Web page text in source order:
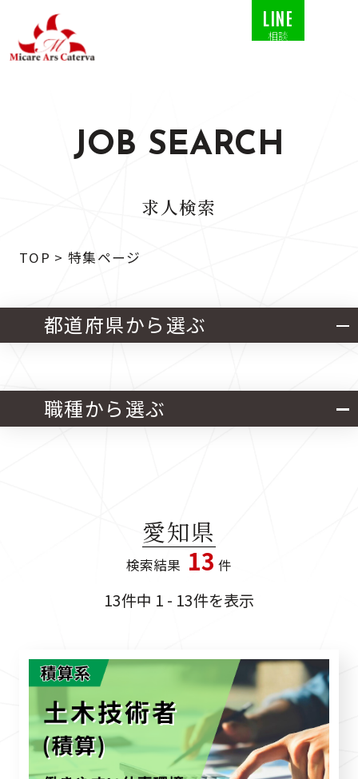
LINE
相談
JOB SEARCH
求人検索
TOP > 特集ページ
都道府県から選ぶ
北海道・東北 関東
職種から選ぶ
官公庁発注 施工管理業務
官公庁発注 設計・施工管理業務
民間発注 施工管理業務
民間発注 設計・施工管理業務
その他
愛知県
検索結果 13 件
13件中 1 - 13件を表示